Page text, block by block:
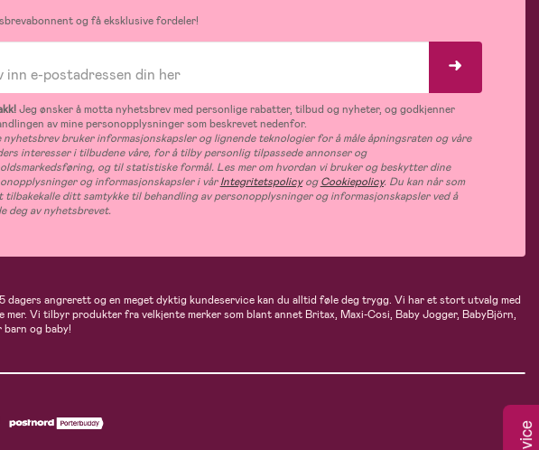
og få eksklusive fordeler!
Jeg ønsker å motta nyhetsbrev med personlige rabatter, tilbud og nyheter, og godkjenner
av mine personopplysninger som beskrevet nedenfor.
nyhetsbrev bruker informasjonskapsler og lignende teknologier for å måle åpningsraten og våre
interesser i tilbudene våre, for å tilby personlig tilpassede annonser og
og til statistiske formål. Les mer om hvordan vi bruker og beskytter dine
og informasjonskapsler i vårIntegritetspolicyogCookiepolicy. Du kan når som
tilbakekalle ditt samtykke til behandling av personopplysninger og informasjonskapsler ved å
deg av nyhetsbrevet.
angrerett og en meget dyktig kundeservice kan du alltid føle deg trygg. Vi har et stort utvalg med
Vi tilbyr produkter fra velkjente merker som blant annet Britax, Maxi-Cosi, Baby Jogger, BabyBjörn,
og baby!